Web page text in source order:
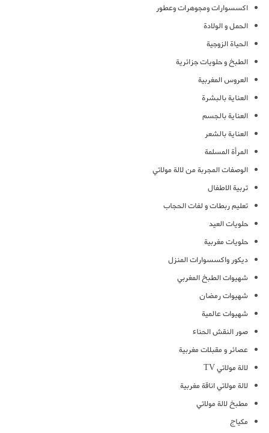
اكسسوارات ومجوهرات وعطور
الحمل و الولادة
الحياة الزوجية
الطبخ و حلويات جزائرية
العروس المغربية
العناية بالبشرة
العناية بالجسم
العناية بالشعر
المرأة المسلمة
الوصفات المجربة من لالة مولاتي
تربية الاطفال
تعليم ربطات و لفات الحجاب
حلويات العيد
حلويات مغربية
ديكور واكسسوارات المنزل
شهيوات الطبخ المغربي
شهيوات رمضان
شهيوات عالمية
صور النقش الحناء
عصائر و مقبلات مغربية
لالة مولاتي TV
لالة مولاتي اناقة مغربية
مطبخ لالة مولاتي
مكياج